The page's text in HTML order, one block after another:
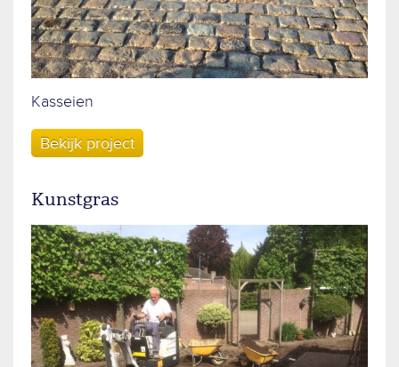
Kasseien
Bekijk project
Kunstgras